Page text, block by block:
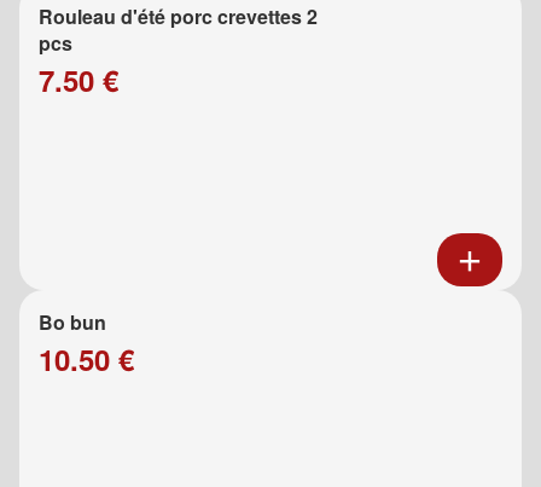
Rouleau d'été porc crevettes 2
pcs
7.50 €
Bo bun
10.50 €